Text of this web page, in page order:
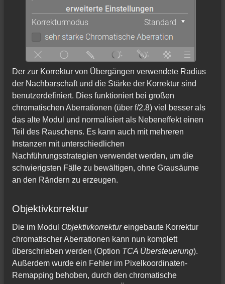
Der zur Korrektur von Übergängen verwendete Radius
der Nachbarschaft und die Stärke der Korrektur sind
benutzerdefiniert. Dies funktioniert bei großen
chromatischen Aberrationen (über f/2.8) viel besser als
das alte Modul und normalisiert als Nebeneffekt einen
Teil des Rauschens. Es kann auch mit mehreren
Instanzen mit unterschiedlichen
Nachführungsstrategien verwendet werden, um die
schwierigsten Fälle zu bewältigen, ohne Grausäume
an den Rändern zu erzeugen.
Objektivkorrektur
Die im Modul Objektivkorrektureingebaute Korrektur
chromatischer Aberrationen kann nun komplett
überschrieben werden (Option TCA Übersteuerung).
Außerdem wurde ein Fehler im Pixelkoordinaten-
Remapping behoben, durch den chromatische